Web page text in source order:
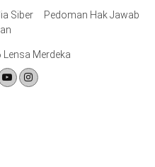
Siber
Pedoman Hak Jawab
Merdeka